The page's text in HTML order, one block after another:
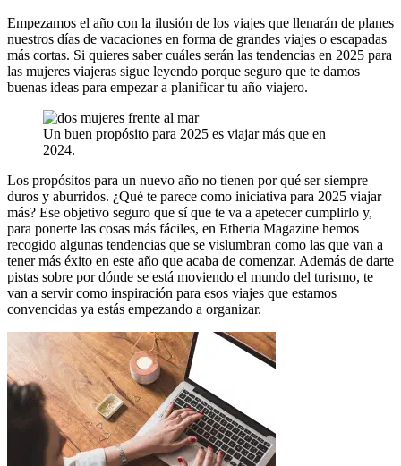
Empezamos el año con la ilusión de los viajes que llenarán de planes
nuestros días de vacaciones en forma de grandes viajes o escapadas
más cortas. Si quieres saber cuáles serán las tendencias en 2025 para
las mujeres viajeras sigue leyendo porque seguro que te damos
buenas ideas para empezar a planificar tu año viajero.
Un buen propósito para 2025 es viajar más que en
2024.
Los propósitos para un nuevo año no tienen por qué ser siempre
duros y aburridos. ¿Qué te parece como iniciativa para 2025 viajar
más? Ese objetivo seguro que sí que te va a apetecer cumplirlo y,
para ponerte las cosas más fáciles, en Etheria Magazine hemos
recogido algunas tendencias que se vislumbran como las que van a
tener más éxito en este año que acaba de comenzar. Además de darte
pistas sobre por dónde se está moviendo el mundo del turismo, te
van a servir como inspiración para esos viajes que estamos
convencidas ya estás empezando a organizar.